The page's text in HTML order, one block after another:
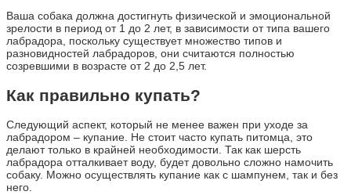
Ваша собака должна достигнуть физической и эмоциональной
зрелости в период от 1 до 2 лет, в зависимости от типа вашего
лабрадора, поскольку существует множество типов и
разновидностей лабрадоров, они считаются полностью
созревшими в возрасте от 2 до 2,5 лет.
Как правильно купать?
Следующий аспект, который не менее важен при уходе за
лабрадором – купание. Не стоит часто купать питомца, это
делают только в крайней необходимости. Так как шерсть
лабрадора отталкивает воду, будет довольно сложно намочить
собаку. Можно осуществлять купание как с шампунем, так и без
него.